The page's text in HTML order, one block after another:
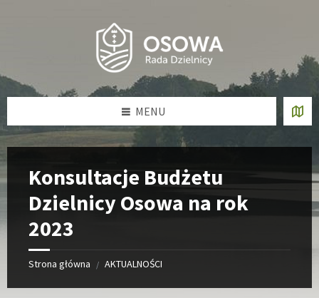
MENU
Konsultacje Budżetu
Dzielnicy Osowa na rok
2023
Strona główna / AKTUALNOŚCI